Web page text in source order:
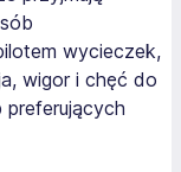
wycieczek,
wigor i chęć do
preferujących